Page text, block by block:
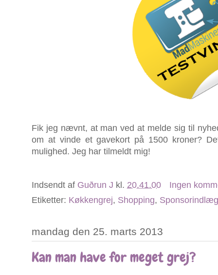
Fik jeg nævnt, at man ved at melde sig til
om at vinde et gavekort på 1500 kroner?
mulighed. Jeg har tilmeldt mig!
Indsendt af Guðrun J kl. 20.41.00
Ingen
Etiketter: Køkkengrej, Shopping, Sponsorindlæg
mandag den 25. marts 2013
Kan man have for meget grej?